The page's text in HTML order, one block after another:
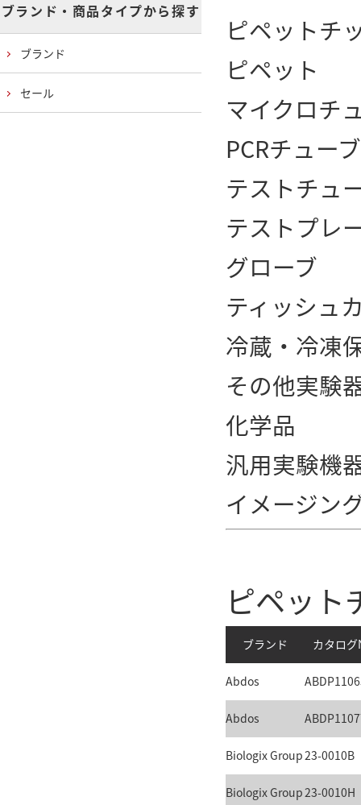
ピペットチ
ピペット
マイクロチ
PCRチュー
テストチュ
テストプレ
グローブ
ティッシュ
冷蔵・冷凍
その他実験
化学品
汎用実験機
イメージン
ピペット
ブランド カタログ
Abdos
Abdos
Biologix Group23-0010B
Biologix Group23-0010H
ブランド・商品タイプから探す
ブランド
セール